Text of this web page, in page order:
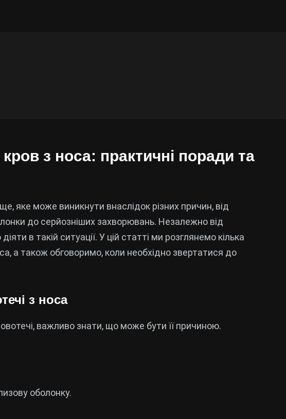
з носа: практичні поради та
яке може виникнути внаслідок різних причин, від
до серйозніших захворювань. Незалежно від
в такій ситуації. У цій статті ми розглянемо кілька
а також обговоримо, коли необхідно звертатися до
з носа
важливо знати, що може бути її причиною.
оболонку.